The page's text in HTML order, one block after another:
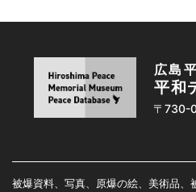
広島
平和
〒730-
被爆資料、写真、原爆の絵、美術品、